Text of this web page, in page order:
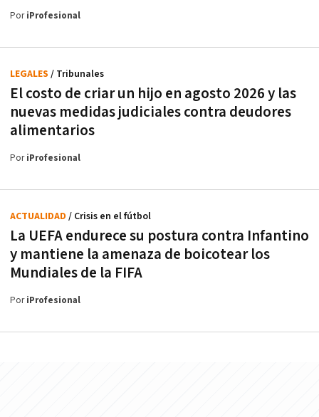
PoriProfesional
El costo de criar un hijo en agosto 2026 y las
nuevas medidas judiciales contra deudores
alimentarios
LEGALES / Tribunales
PoriProfesional
La UEFA endurece su postura contra Infantino
y mantiene la amenaza de boicotear los
Mundiales de la FIFA
ACTUALIDAD / Crisis en el fútbol
PoriProfesional